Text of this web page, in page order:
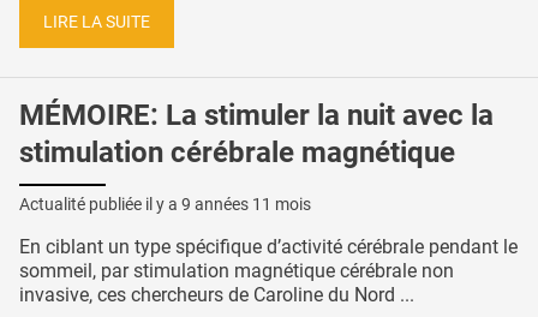
LIRE LA SUITE
MÉMOIRE: La stimuler la nuit avec la
stimulation cérébrale magnétique
Actualité publiée il y a 9 années 11 mois
En ciblant un type spécifique d’activité cérébrale pendant le
sommeil, par stimulation magnétique cérébrale non
invasive, ces chercheurs de Caroline du Nord ...